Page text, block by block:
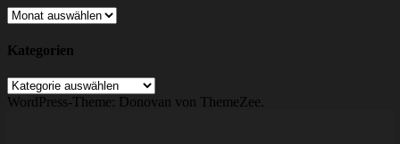
Archiv
Kategorien
Kategorien
WordPress-Theme: Donovan von ThemeZee.